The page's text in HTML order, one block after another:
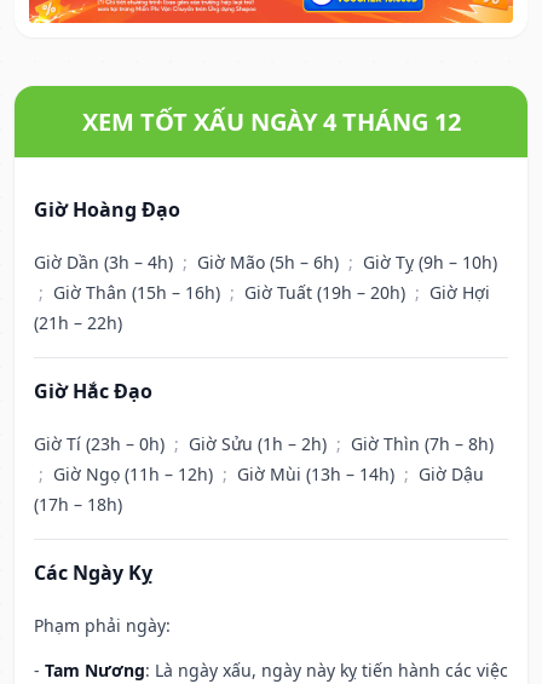
XEM TỐT XẤU NGÀY 4 THÁNG 12
Giờ Hoàng Đạo
Giờ Dần (3h – 4h) ; Giờ Mão (5h – 6h) ; Giờ Tỵ (9h – 10h)
; Giờ Thân (15h – 16h) ; Giờ Tuất (19h – 20h) ; Giờ Hợi
(21h – 22h)
Giờ Hắc Đạo
Giờ Tí (23h – 0h) ; Giờ Sửu (1h – 2h) ; Giờ Thìn (7h – 8h)
; Giờ Ngọ (11h – 12h) ; Giờ Mùi (13h – 14h) ; Giờ Dậu
(17h – 18h)
Các Ngày Kỵ
Phạm phải ngày:
- Tam Nương: Là ngày xấu, ngày này kỵ tiến hành các việc